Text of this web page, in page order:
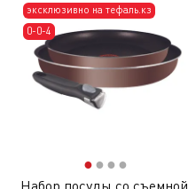
эксклюзивно на тефаль.кз
0-0-4
●● ● ●
Набор посуды со съемной